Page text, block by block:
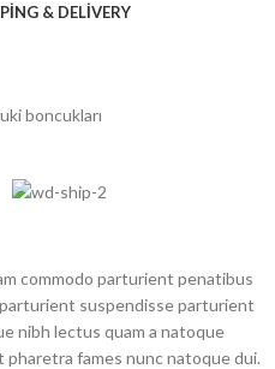
& DELIVERY
boncukları
commodo parturient penatibus
suspendisse parturient
nibh lectus quam a natoque
fames nunc natoque dui.